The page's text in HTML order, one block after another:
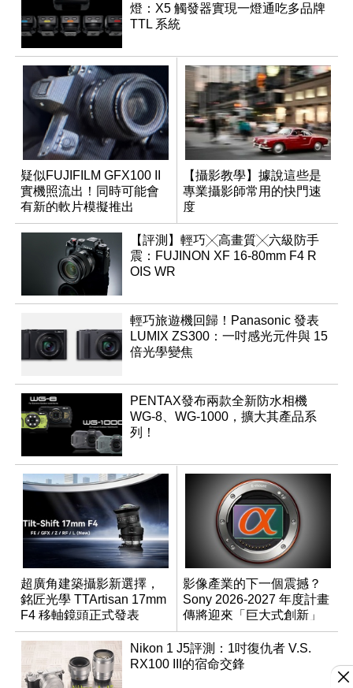
燈：X5 觸發器實現一燈通吃多品牌
TTL 系統
疑似FUJIFILM GFX100 II
實機照流出！同時可能會
有新的軟片模擬推出
【攝影教學】據說這些是
專業攝影師常用的快門速
度
【評測】輕巧╳高畫質╳六級防手
震：FUJINON XF 16-80mm F4 R
OIS WR
輕巧旅遊機回歸！Panasonic 發表
LUMIX ZS300：一吋感光元件與 15
倍光學變焦
PENTAX發布兩款全新防水相機
WG-8、WG-1000，擴大其產品系
列！
超廣角建築攝影新選擇，
銘匠光學 TTArtisan 17mm
F4 移軸鏡頭正式發表
影像產業的下一個震撼？
Sony 2026-2027 年度計畫
傳將迎來「巨大式創新」
Nikon 1 J5評測：1吋復仇者 V.S.
RX100 III的宿命交鋒